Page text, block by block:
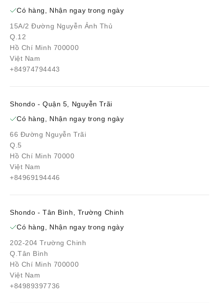
Có hàng, Nhận ngay trong ngày
15A/2 Đường Nguyễn Ảnh Thủ
Q.12
Hồ Chí Minh 700000
Việt Nam
+84974794443
Shondo - Quận 5, Nguyễn Trãi
Có hàng, Nhận ngay trong ngày
66 Đường Nguyễn Trãi
Q.5
Hồ Chí Minh 70000
Việt Nam
+84969194446
Shondo - Tân Bình, Trường Chinh
Có hàng, Nhận ngay trong ngày
202-204 Trường Chinh
Q.Tân Bình
Hồ Chí Minh 700000
Việt Nam
+84989397736